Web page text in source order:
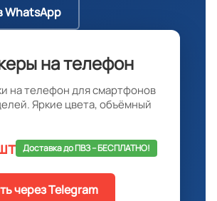
WhatsApp
на телефон
на телефон для смартфонов
Яркие цвета, объёмный
Доставка до ПВЗ -- БЕСПЛАТНО!
через Telegram